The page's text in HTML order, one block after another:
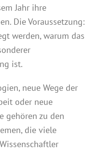
Jahr ihre
Die Voraussetzung:
werden, warum das
ist.
neue Wege der
oder neue
gehören zu den
die viele